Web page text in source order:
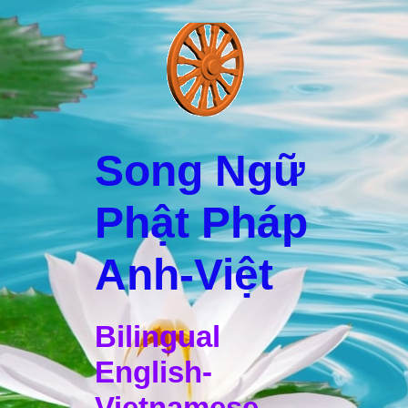
Song Ngữ
Phật Pháp
Anh-Việt
Bilingual
English-